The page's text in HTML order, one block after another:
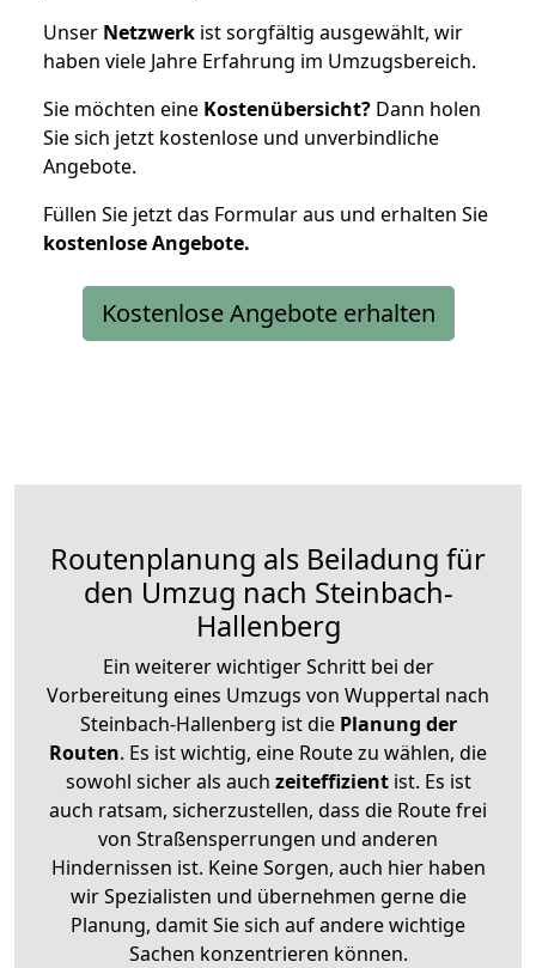
Unser Netzwerk ist sorgfältig ausgewählt, wir
haben viele Jahre Erfahrung im Umzugsbereich.
Sie möchten eine Kostenübersicht? Dann holen
Sie sich jetzt kostenlose und unverbindliche
Angebote.
Füllen Sie jetzt das Formular aus und erhalten Sie
kostenloseAngebote.
Kostenlose Angebote erhalten
Routenplanung als Beiladung für
den Umzug nach Steinbach-
Hallenberg
Ein weiterer wichtiger Schritt bei der
Vorbereitung eines Umzugs von Wuppertal nach
Steinbach-Hallenberg ist diePlanung der
Routen. Es ist wichtig, eine Route zu wählen, die
sowohl sicher als auch zeiteffizientist. Es ist
auch ratsam, sicherzustellen, dass die Route frei
von Straßensperrungen und anderen
Hindernissen ist. Keine Sorgen, auch hier haben
wir Spezialisten und übernehmen gerne die
Planung, damit Sie sich auf andere wichtige
Sachen konzentrieren können.